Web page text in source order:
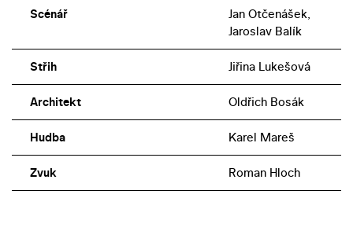
Scénář
Jan Otčenášek,
Jaroslav Balík
Střih Jiřina Lukešová
Architekt Oldřich Bosák
Hudba Karel Mareš
Zvuk Roman Hloch